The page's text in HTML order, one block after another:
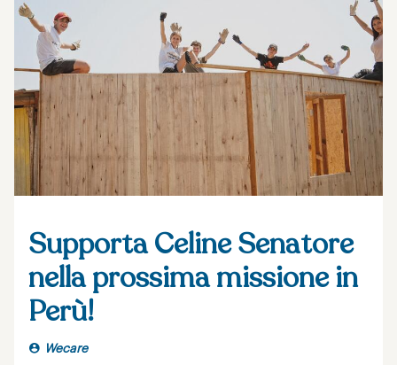
Supporta Celine Senatore
nella prossima missione in
Perù!
Wecare